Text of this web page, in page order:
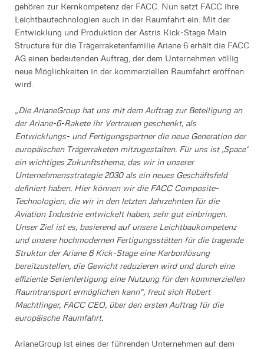
gehören zur Kernkompetenz der FACC. Nun setzt FACC ihre
Leichtbautechnologien auch in der Raumfahrt ein. Mit der
Entwicklung und Produktion der Astris Kick-Stage Main
Structure für die Trägerraketenfamilie Ariane 6 erhält die FACC
AG einen bedeutenden Auftrag, der dem Unternehmen völlig
neue Möglichkeiten in der kommerziellen Raumfahrt eröffnen
wird.
„Die ArianeGroup hat uns mit dem Auftrag zur Beteiligung an
der Ariane-6-Rakete ihr Vertrauen geschenkt, als
Entwicklungs- und Fertigungspartner die neue Generation der
europäischen Trägerraketen mitzugestalten. Für uns ist ‚Space‘
ein wichtiges Zukunftsthema, das wir in unserer
Unternehmensstrategie 2030 als ein neues Geschäftsfeld
definiert haben. Hier können wir die FACC Composite-
Technologien, die wir in den letzten Jahrzehnten für die
Aviation Industrie entwickelt haben, sehr gut einbringen.
Unser Ziel ist es, basierend auf unsere Leichtbaukompetenz
und unsere hochmodernen Fertigungsstätten für die tragende
Struktur der Ariane 6 Kick-Stage eine Karbonlösung
bereitzustellen, die Gewicht reduzieren wird und durch eine
effiziente Serienfertigung eine Nutzung für den kommerziellen
Raumtransport ermöglichen kann“, freut sich Robert
Machtlinger, FACC CEO, über den ersten Auftrag für die
europäische Raumfahrt.
ArianeGroup ist eines der führenden Unternehmen auf dem